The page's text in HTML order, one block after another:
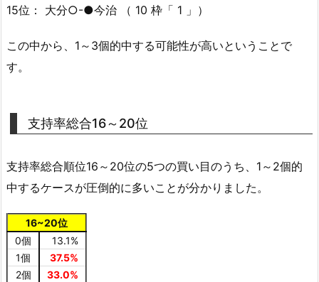
15位： 大分○-●今治 （ 10 枠「 1 」）
この中から、1～3個的中する可能性が高いということで
す。
支持率総合16～20位
支持率総合順位16～20位の5つの買い目のうち、1～2個的
中するケースが圧倒的に多いことが分かりました。
16~20位
0個
13.1%
1個
37.5%
2個
33.0%